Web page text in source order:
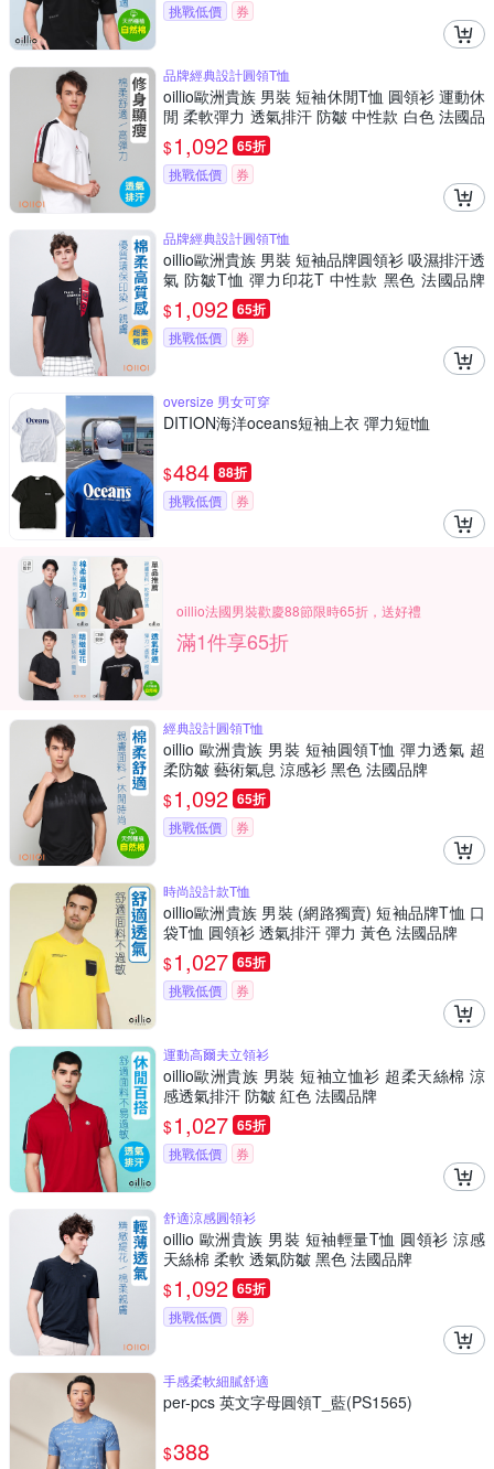
挑戰低價 券
品牌經典設計圓領T恤
oillio歐洲貴族 男裝 短袖休閒T恤 圓領衫 運動休
閒 柔軟彈力 透氣排汗 防皺 中性款 白色 法國品
牌
$1,092 65折
挑戰低價 券
品牌經典設計圓領T恤
oillio歐洲貴族 男裝 短袖品牌圓領衫 吸濕排汗透
氣 防皺T恤 彈力印花T 中性款 黑色 法國品牌
有大尺碼
$1,092 65折
挑戰低價 券
oversize 男女可穿
DITION海洋oceans短袖上衣 彈力短t恤
$484 88折
挑戰低價 券
oillio法國男裝歡慶88節限時65折，送好禮
滿1件享65折
經典設計圓領T恤
oillio 歐洲貴族 男裝 短袖圓領T恤 彈力透氣 超
柔防皺 藝術氣息 涼感衫 黑色 法國品牌
$1,092 65折
挑戰低價 券
時尚設計款T恤
oillio歐洲貴族 男裝 (網路獨賣) 短袖品牌T恤 口
袋T恤 圓領衫 透氣排汗 彈力 黃色 法國品牌
$1,027 65折
挑戰低價 券
運動高爾夫立領衫
oillio歐洲貴族 男裝 短袖立恤衫 超柔天絲棉 涼
感透氣排汗 防皺 紅色 法國品牌
$1,027 65折
挑戰低價 券
舒適涼感圓領衫
oillio 歐洲貴族 男裝 短袖輕量T恤 圓領衫 涼感
天絲棉 柔軟 透氣防皺 黑色 法國品牌
$1,092 65折
挑戰低價 券
手感柔軟細膩舒適
per-pcs 英文字母圓領T_藍(PS1565)
$388